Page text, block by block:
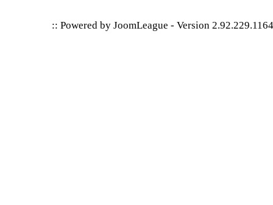
:: Powered byJoomLeague -Version